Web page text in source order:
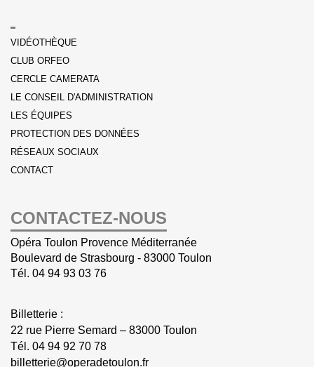
VIDÉOTHÈQUE
CLUB ORFEO
CERCLE CAMERATA
LE CONSEIL D'ADMINISTRATION
LES ÉQUIPES
PROTECTION DES DONNÉES
RÉSEAUX SOCIAUX
CONTACT
CONTACTEZ-NOUS
Opéra Toulon Provence Méditerranée
Boulevard de Strasbourg - 83000 Toulon
Tél. 04 94 93 03 76
Billetterie :
22 rue Pierre Semard – 83000 Toulon
Tél. 04 94 92 70 78
billetterie@operadetoulon.fr